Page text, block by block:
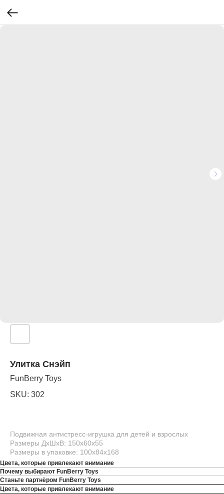
Улитка Снэйп
FunBerry Toys
SKU: 302
Подвижная антистресс-игрушка для детей и взрослых
Размеры ДхШхВ: 150х60х55
Размеры в упаковке: 100х84х168
Цвета, которые привлекают внимание
Почему выбирают FunBerry Toys
Станьте партнёром FunBerry Toys
Цвета, которые привлекают внимание